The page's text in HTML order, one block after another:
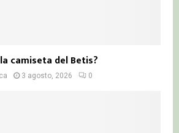
camiseta del Betis?
3 agosto, 2026 0